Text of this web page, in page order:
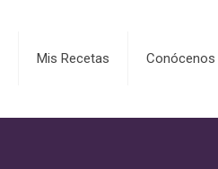
Mis Recetas Conócenos